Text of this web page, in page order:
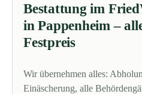
Bestattung im
in Pappenheim –
Festpreis
Wir übernehmen alles:
Einäscherung, alle